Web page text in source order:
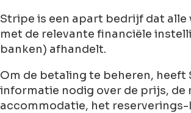
Stripe is een apart bedrijf dat alle
met de relevante financiële
banken) afhandelt.
Om de betaling te beheren, heeft
informatie nodig over de prijs, de
accommodatie, het reserverings-